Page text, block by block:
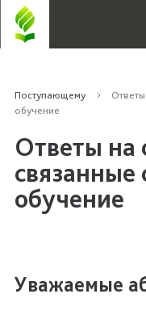
Поступающему
обучение
Ответы на
связанные
обучение
Уважаемые